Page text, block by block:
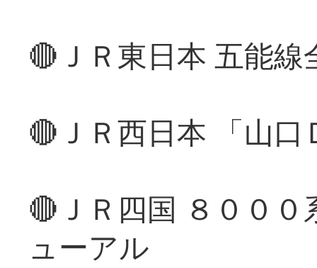
🔴ＪＲ東日本 五能
🔴ＪＲ西日本 「山
🔴ＪＲ四国 ８００
ューアル